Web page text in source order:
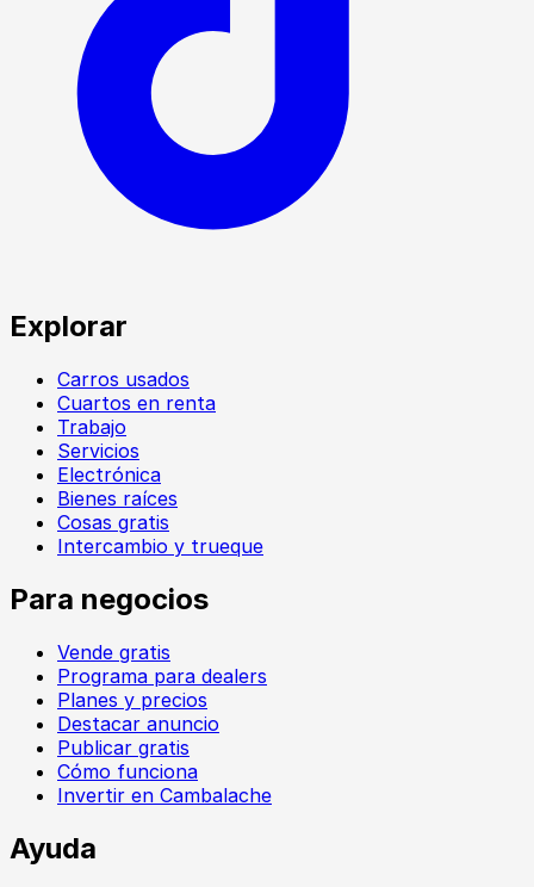
Explorar
Carros usados
Cuartos en renta
Trabajo
Servicios
Electrónica
Bienes raíces
Cosas gratis
Intercambio y trueque
Para negocios
Vende gratis
Programa para dealers
Planes y precios
Destacar anuncio
Publicar gratis
Cómo funciona
Invertir en Cambalache
Ayuda